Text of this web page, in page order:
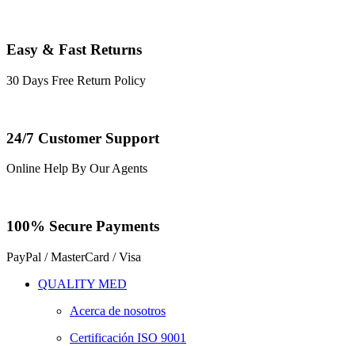
Easy & Fast Returns
30 Days Free Return Policy
24/7 Customer Support
Online Help By Our Agents
100% Secure Payments
PayPal / MasterCard / Visa
QUALITY MED
Acerca de nosotros
Certificación ISO 9001